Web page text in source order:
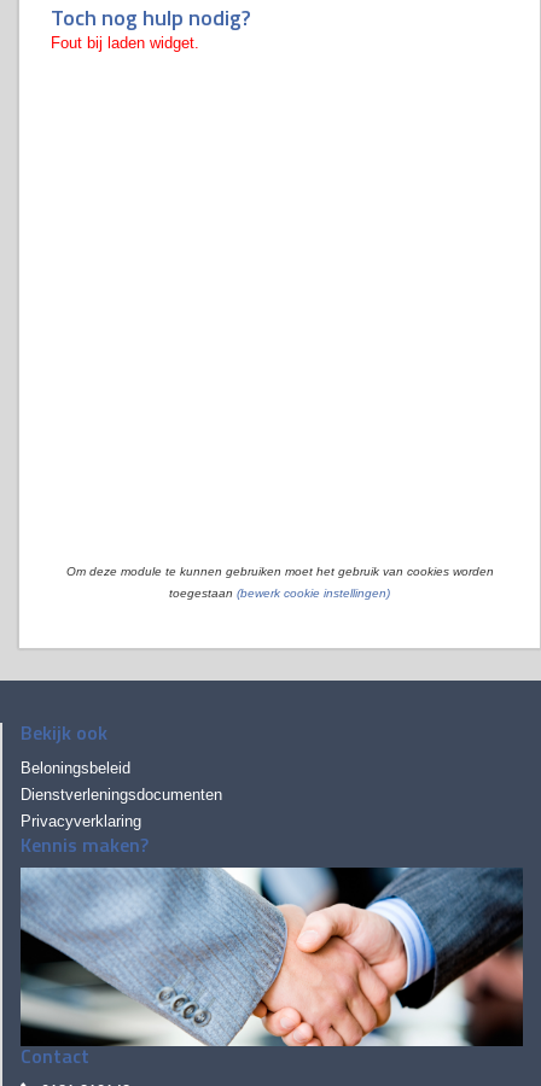
Toch nog hulp nodig?
Fout bij laden widget.
Om deze module te kunnen gebruiken moet het gebruik van cookies worden
toegestaan (bewerk cookie instellingen)
Bekijk ook
Beloningsbeleid
Dienstverleningsdocumenten
Privacyverklaring
Kennis maken?
Contact